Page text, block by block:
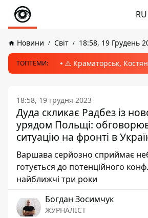
RU
Новини Світ 18:58, 19 Грудень
ТОПТЕМИ: ⚠️ Краматорськ,
18:58, 19 грудня 2023
Дуда скликає Радбез із
урядом Польщі:
ситуацію на фронті в
Варшава серйозно сприймає
готується до потенційного
найближчі три роки
Богдан Зосимчук
ЖУРНАЛІСТ